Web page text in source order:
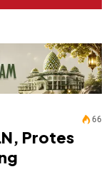
66
Protes